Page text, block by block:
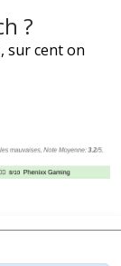
?
sur cent on